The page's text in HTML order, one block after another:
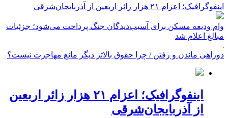
اینفوگرافیک؛ اعزام ۲۱ هزار زائر اربعین از آذربایجان‌شرقی
وام ودیعه مسکن برای آسیب‌دیدگان جنگ پرداخت می‌شود؛ جزئیات
مبالغ اعلام شد
دوراهی ماندن و رفتن / چرا حقوق بالاتر دیگر مانع مهاجرت نیست؟
اینفوگرافیک؛ اعزام ۲۱ هزار زائر اربعین
از آذربایجان‌شرقی